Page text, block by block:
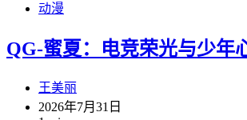
动漫
QG-蜜夏：电竞荣光与少年
王美丽
2026年7月31日